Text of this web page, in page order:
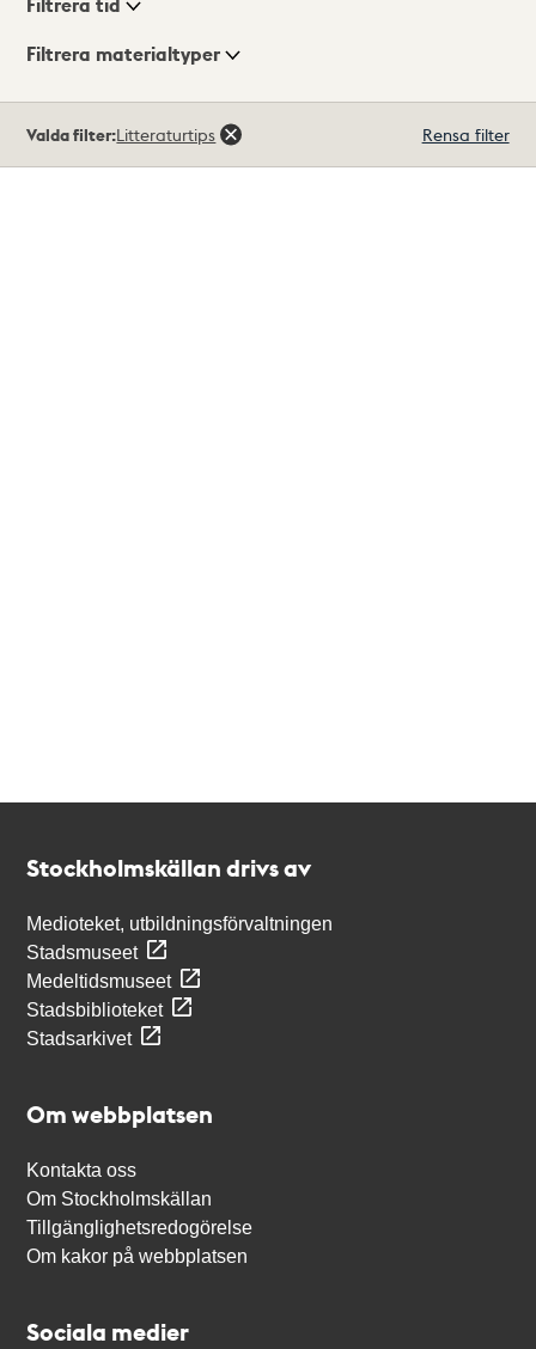
Visningsläge
Filtrera materialtyper
träffar
Valda filter:Litteraturtips Rensa filter
Stockholmskällan drivs av
Medioteket, utbildningsförvaltningen
Stadsmuseet
Medeltidsmuseet
Stadsbiblioteket
Stadsarkivet
Om webbplatsen
Kontakta oss
Om Stockholmskällan
Tillgänglighetsredogörelse
Om kakor på webbplatsen
Sociala medier